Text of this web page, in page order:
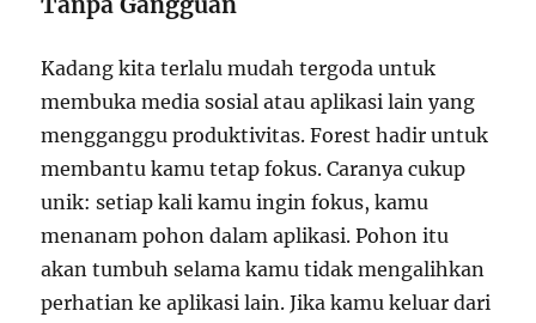
Kadang kita terlalu mudah tergoda untuk
membuka media sosial atau aplikasi lain yang
mengganggu produktivitas. Forest hadir untuk
membantu kamu tetap fokus. Caranya cukup
unik: setiap kali kamu ingin fokus, kamu
menanam pohon dalam aplikasi. Pohon itu
akan tumbuh selama kamu tidak mengalihkan
perhatian ke aplikasi lain. Jika kamu keluar dari